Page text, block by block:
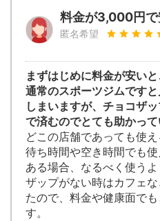
料金が3,000円で
匿名希望
まずはじめに料金が安い
通常のスポーツジムです
しまいますが、チョコザ
で済むのでとても助かって
どこの店舗であっても使
待ち時間や空き時間でも
ある場合、なるべく使う
ザップがない時はカフェ
たので、料金や健康面で
す。